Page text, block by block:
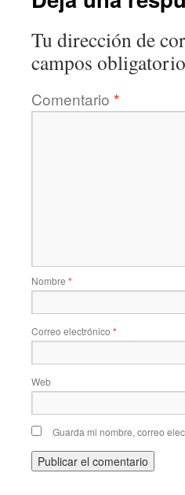
Tu dirección de
campos
Comentario *
Nombre *
Correo electrónico *
Web
Guarda mi nombre, correo